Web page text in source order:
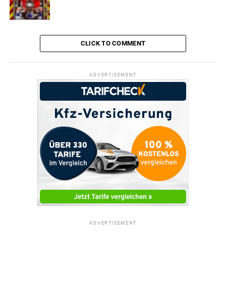
CLICK TO COMMENT
ADVERTISEMENT
ADVERTISEMENT